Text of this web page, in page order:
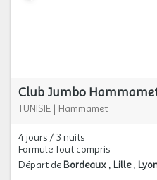
Club Jumbo
TUNISIE | Hammamet
4 jours / 3 nuits
Formule Tout compris
Départ de Bordeaux Lille